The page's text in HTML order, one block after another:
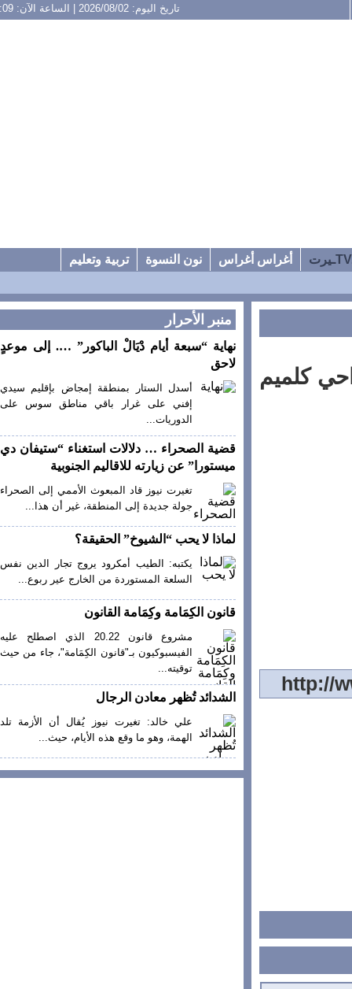
تاريخ اليوم: 2026/08/02 | الساعة الآن: 19:09
أغراس أغراس نون النسوة تربية وتعليم
كلميم
منبر الأحرار
نهاية “سبعة أيام دْيَالْ الباكور” …. إلى موعدٍ
لاحق
أسدل الستار بمنطقة إمجاض بإقليم سيدي
إفني على غرار باقي مناطق سوس على
الدوريات...
قضية الصحراء … دلالات استغناء “ستيفان دي
ميستورا” عن زيارته للاقاليم الجنوبية
تغيرت نيوز قاد المبعوث الأممي إلى الصحراء
جولة جديدة إلى المنطقة، غير أن هذا...
لماذا لا يحب “الشيوخ” الحقيقة؟
يكتبه: الطيب أمكرود يروج تجار الدين نفس
السلعة المستوردة من الخارج عير ربوع...
قانون الكِمَامة وكِمَامة القانون
مشروع قانون 20.22 الذي اصطلح عليه
الفيسبوكيون بـ"قانون الكِمَامة"، جاء من حيث
توقيته...
الشدائد تُظهر معادن الرجال
علي خالد: تغيرت نيوز يُقال أن الأزمة تلد
الهمة، وهو ما وقع هذه الأيام، حيث...